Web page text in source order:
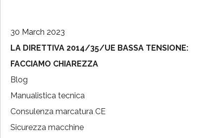
30 March 2023
LA DIRETTIVA 2014/35/UE BASSA TENSIONE:
FACCIAMO CHIAREZZA
Blog
Manualistica tecnica
Consulenza marcatura CE
Sicurezza macchine